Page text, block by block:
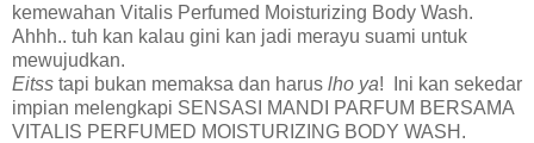
kemewahan Vitalis Perfumed Moisturizing Body Wash.
Ahhh.. tuh kan kalau gini kan jadi merayu suami untuk
mewujudkan.
Eitss tapi bukan memaksa dan harus lho ya! Ini kan sekedar
impian melengkapi SENSASI MANDI PARFUM BERSAMA
VITALIS PERFUMED MOISTURIZING BODY WASH.